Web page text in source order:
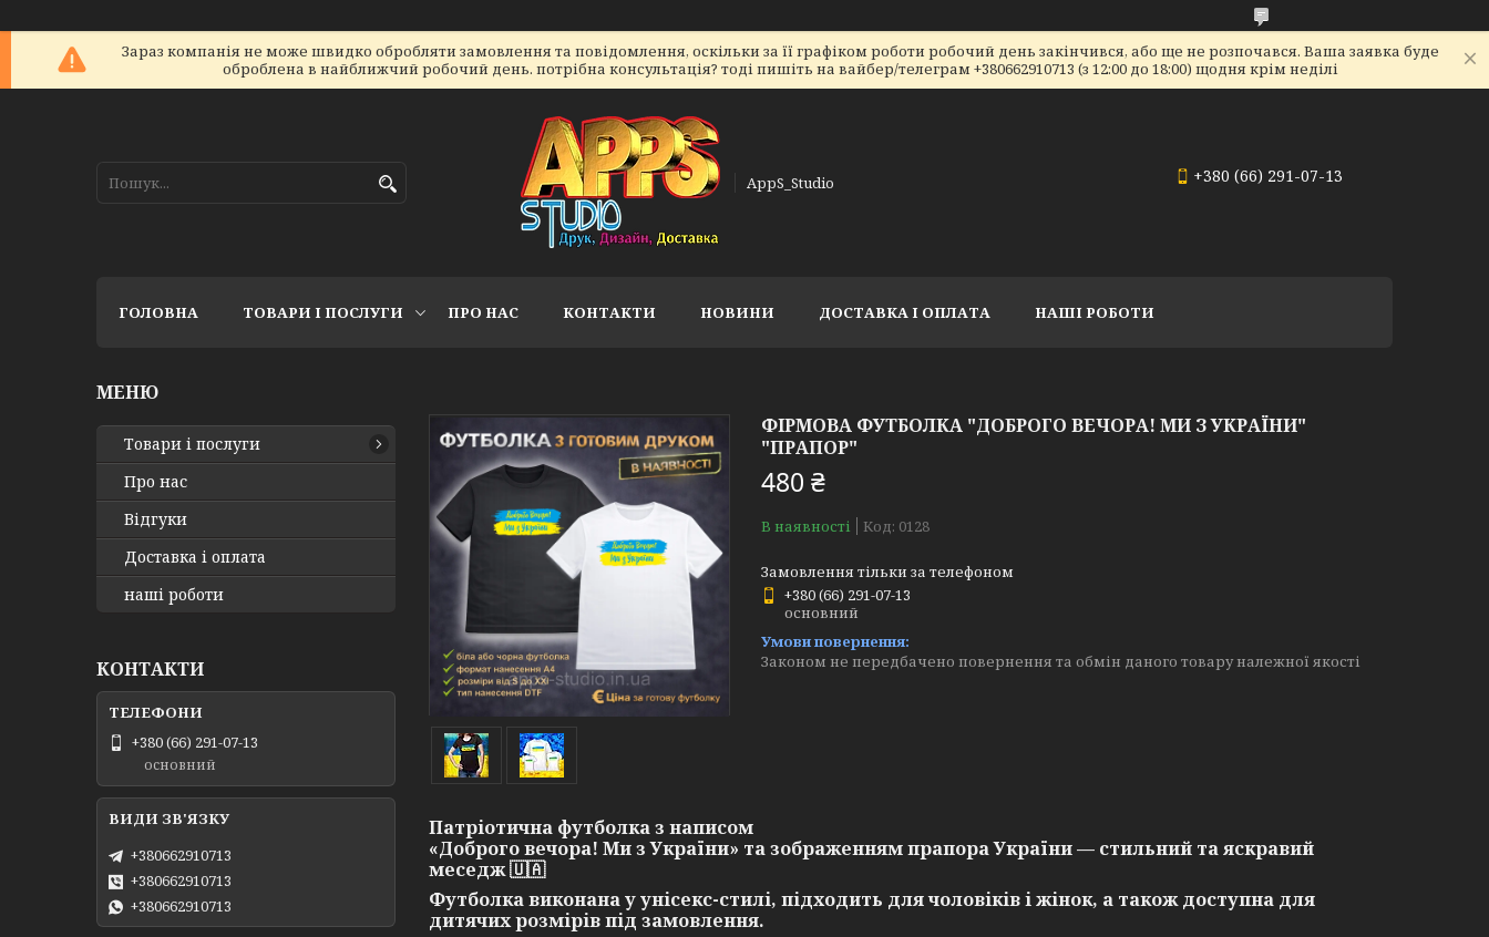
Зараз компанія не може швидко обробляти замовлення та повідомлення, оскільки за її графіком роботи робочий день закінчився, або ще не розпочався. Ваша заявка буде
оброблена в найближчий робочий день. потрібна консультація? тоді пишіть на вайбер/телеграм +380662910713 (з 12:00 до 18:00) щодня крім неділі
AppS_Studio +380 (66) 291-07-13
ГОЛОВНА ТОВАРИ І ПОСЛУГИ ПРО НАС КОНТАКТИ НОВИНИ ДОСТАВКА І ОПЛАТА НАШІ РОБОТИ
ФІРМОВА ФУТБОЛКА "ДОБРОГО ВЕЧОРА! МИ З УКРАЇНИ"
"ПРАПОР"
480 ₴
В наявності Код: 0128
Замовлення тільки за телефоном
+380 (66) 291-07-13
основний
Законом не передбачено повернення та обмін даного товару належної якості
Патріотична футболка з написом
«Доброго вечора! Ми з України» та зображеннямпрапора України— стильний та яскравий
меседж 🇺🇦
Футболка виконана уунісекс-стилі, підходить для чоловіків і жінок, а також доступна для
дитячих розмірів під замовлення.
Товари і послуги
Про нас
Відгуки
Доставка і оплата
наші роботи
КОНТАКТИ
+380 (66) 291-07-13
основний
+380662910713
+380662910713
+380662910713